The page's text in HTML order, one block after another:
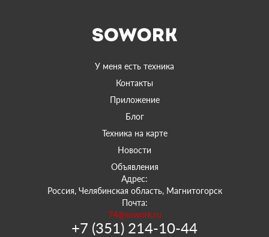
У меня есть техника
Контакты
Приложение
Блог
Техника на карте
Новости
Объявления
Адрес:
Россия, Челябинская область, Магнитогорск
Почта:
74@sowork.ru
+7 (351) 214-10-44